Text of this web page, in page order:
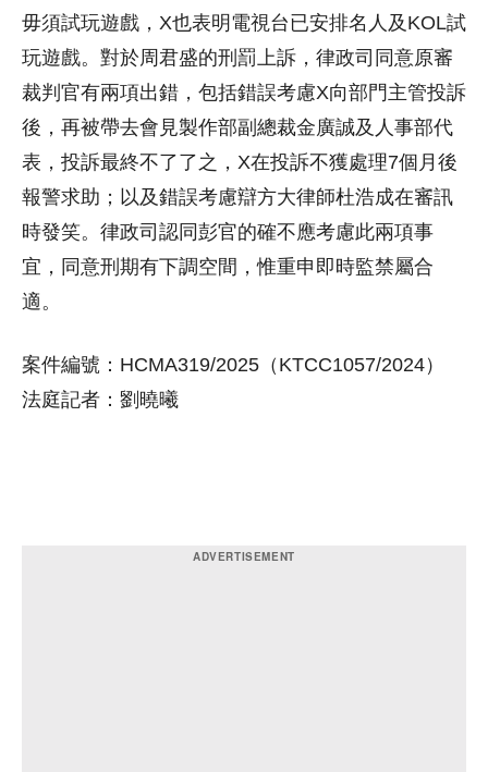
毋須試玩遊戲，X也表明電視台已安排名人及KOL試
玩遊戲。對於周君盛的刑罰上訴，律政司同意原審
裁判官有兩項出錯，包括錯誤考慮X向部門主管投訴
後，再被帶去會見製作部副總裁金廣誠及人事部代
表，投訴最終不了了之，X在投訴不獲處理7個月後
報警求助；以及錯誤考慮辯方大律師杜浩成在審訊
時發笑。律政司認同彭官的確不應考慮此兩項事
宜，同意刑期有下調空間，惟重申即時監禁屬合
適。
案件編號：HCMA319/2025（KTCC1057/2024）
法庭記者：劉曉曦